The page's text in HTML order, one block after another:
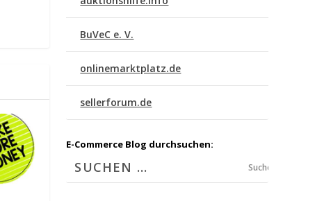
BuVeC e. V.
onlinemarktplatz.de
sellerforum.de
E-Commerce Blog durchsuchen:
Suchen